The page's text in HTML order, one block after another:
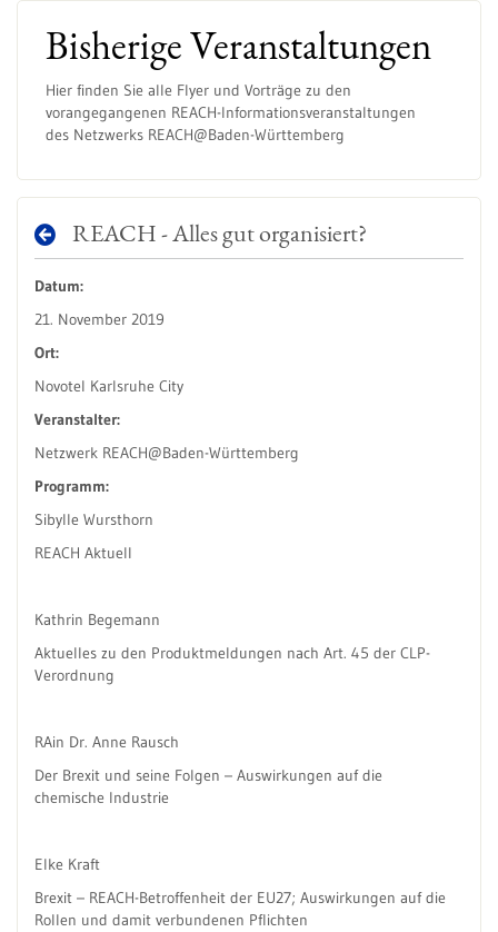
Bisherige Veranstaltungen
Hier finden Sie alle Flyer und Vorträge zu den
vorangegangenen REACH-Informationsveranstaltungen
des Netzwerks REACH@Baden-Württemberg
REACH - Alles gut organisiert?
Datum:
21. November 2019
Ort:
Novotel Karlsruhe City
Veranstalter:
Netzwerk REACH@Baden-Württemberg
Programm:
Sibylle Wursthorn
REACH Aktuell
Kathrin Begemann
Aktuelles zu den Produktmeldungen nach Art. 45 der CLP-
Verordnung
RAin Dr. Anne Rausch
Der Brexit und seine Folgen – Auswirkungen auf die
chemische Industrie
Elke Kraft
Brexit – REACH-Betroffenheit der EU27; Auswirkungen auf die
Rollen und damit verbundenen Pflichten